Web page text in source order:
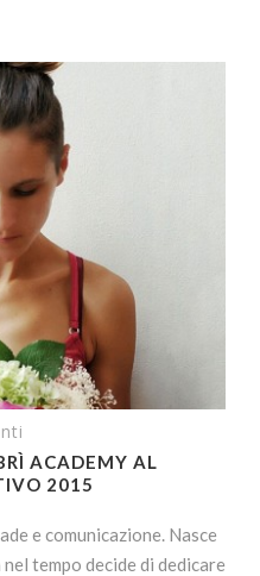
ACADEMY AL
2015
e comunicazione. Nasce
tempo decide di dedicare